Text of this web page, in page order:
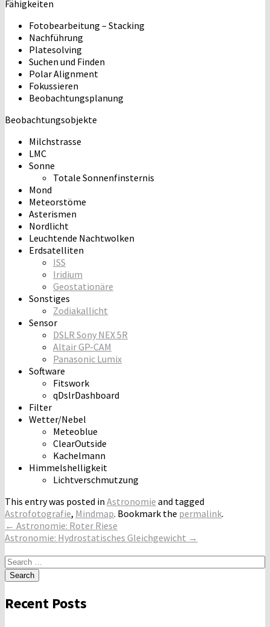
Fähigkeiten
Fotobearbeitung – Stacking
Nachführung
Platesolving
Suchen und Finden
Polar Alignment
Fokussieren
Beobachtungsplanung
Beobachtungsobjekte
Milchstrasse
LMC
Sonne
Totale Sonnenfinsternis
Mond
Meteorstöme
Asterismen
Nordlicht
Leuchtende Nachtwolken
Erdsatelliten
ISS
Iridium
Geostationäre
Sonstiges
Zodiakallicht
Sensor
DSLR Sony NEX 5R
Altair GP-CAM
Panasonic Lumix
Software
Fitswork
qDslrDashboard
Filter
Wetter/Nebel
Meteoblue
ClearOutside
Kachelmann
Himmelshelligkeit
Lichtverschmutzung
This entry was posted in Astronomie and tagged
Astrofotografie, Mindmap. Bookmark the permalink.
Post
navigation
← Astronomie: Roter Riese
Astronomie: Hydrostatisches Gleichgewicht →
Search
for:
Recent Posts